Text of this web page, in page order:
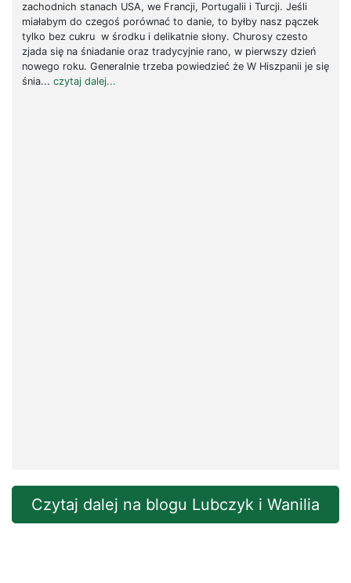
zachodnich stanach USA, we Francji, Portugalii i Turcji. Jeśli
miałabym do czegoś porównać to danie, to byłby nasz pączek
tylko bez cukru w środku i delikatnie słony. Churosy czesto
zjada się na śniadanie oraz tradycyjnie rano, w pierwszy dzień
nowego roku. Generalnie trzeba powiedzieć że W Hiszpanii je się
śnia... czytaj dalej...
Czytaj dalej na blogu Lubczyk i Wanilia